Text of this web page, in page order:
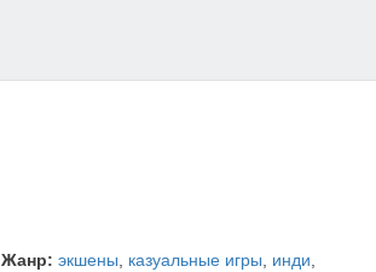
Жанр: экшены казуальные игры инди